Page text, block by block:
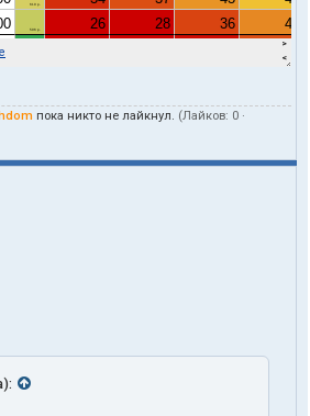
пока никто не лайкнул. (Лайков: 0 ·